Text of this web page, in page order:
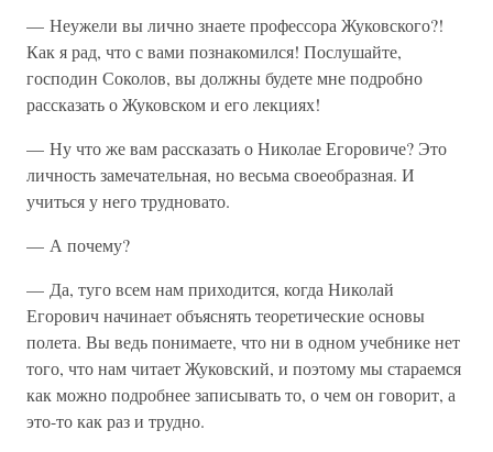
— Неужели вы лично знаете профессора Жуковского?!
Как я рад, что с вами познакомился! Послушайте,
господин Соколов, вы должны будете мне подробно
рассказать о Жуковском и его лекциях!
— Ну что же вам рассказать о Николае Егоровиче? Это
личность замечательная, но весьма своеобразная. И
учиться у него трудновато.
— А почему?
— Да, туго всем нам приходится, когда Николай
Егорович начинает объяснять теоретические основы
полета. Вы ведь понимаете, что ни в одном учебнике нет
того, что нам читает Жуковский, и поэтому мы стараемся
как можно подробнее записывать то, о чем он говорит, а
это-то как раз и трудно.